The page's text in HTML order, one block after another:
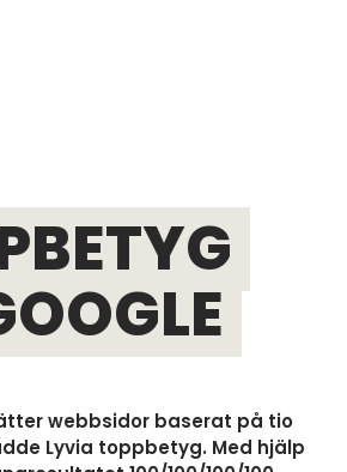
webbsidor baserat på tio
Lyvia toppbetyg. Med hjälp